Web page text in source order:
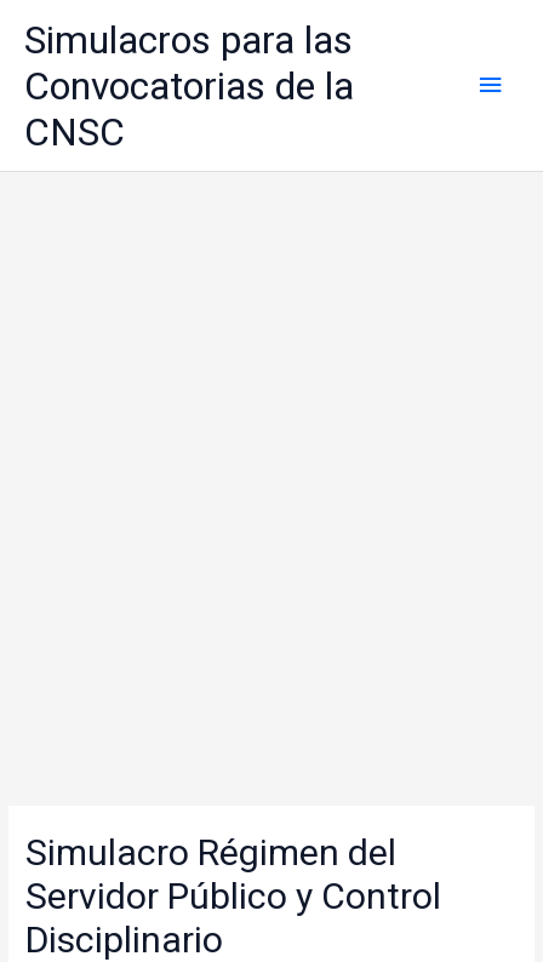
Simulacros para las
Convocatorias de la
CNSC
Simulacro Régimen del
Servidor Público y Control
Disciplinario